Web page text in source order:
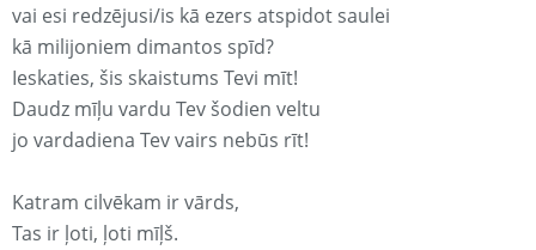
vai esi redzējusi/is kā ezers atspidot saulei
kā milijoniem dimantos spīd?
Ieskaties, šis skaistums Tevi mīt!
Daudz mīļu vardu Tev šodien veltu
jo vardadiena Tev vairs nebūs rīt!
Katram cilvēkam ir vārds,
Tas ir ļoti, ļoti mīļš.